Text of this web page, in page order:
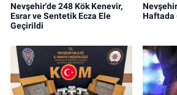
Nevşehir'de 248 Kök Kenevir,
Esrar ve Sentetik Ecza Ele
Geçirildi
Haftada